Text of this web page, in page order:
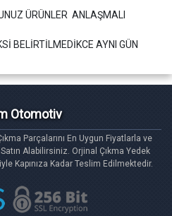
ÜRÜNLER ANLAŞMALI
BELİRTİLMEDİKCE AYNI GÜN
Otomotiv
Parçalarını En Uygun Fiyatlarla ve
Alabilirsiniz. Orjinal Çıkma Yedek
Kapınıza Kadar Teslim Edilmektedir.